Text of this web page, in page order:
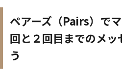
ペアーズ（Pairs）で
回と２回目までのメ
う